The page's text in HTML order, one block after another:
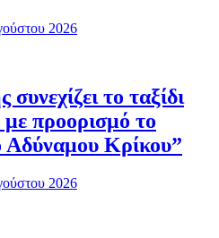
2026
το ταξίδι
προορισμό το
Αδύναμου Κρίκου”
2026